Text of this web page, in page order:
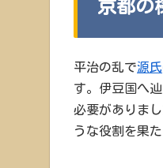
京都の
平治の乱で源氏
す。伊豆国へ
必要がありま
うな役割を果